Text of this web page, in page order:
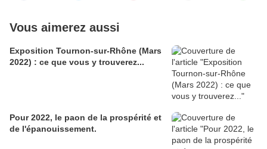
Vous aimerez aussi
Exposition Tournon-sur-Rhône (Mars
2022) : ce que vous y trouverez...
Pour 2022, le paon de la prospérité et
de l'épanouissement.